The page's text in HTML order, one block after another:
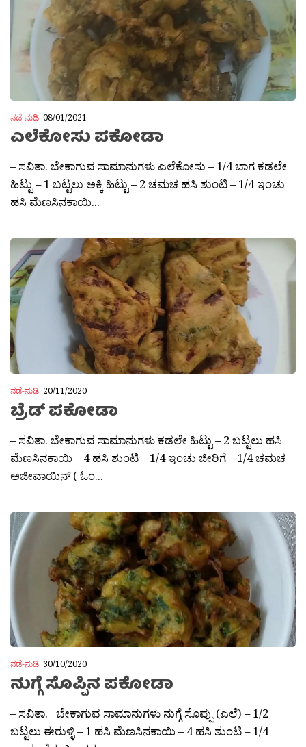
ನಡೆ-ನುಡಿ 08/01/2021
ಎಲೆಕೋಸು ಪಕೋಡಾ
– ಸವಿತಾ. ಬೇಕಾಗುವ ಸಾಮಾನುಗಳು ಎಲೆಕೋಸು – 1/4 ಬಾಗ ಕಡಲೇ
ಹಿಟ್ಟು – 1 ಬಟ್ಟಲು ಅಕ್ಕಿ ಹಿಟ್ಟು – 2 ಚಮಚ ಹಸಿ ಶುಂಟಿ – 1/4 ಇಂಚು
ಹಸಿ ಮೆಣಸಿನಕಾಯಿ...
ನಡೆ-ನುಡಿ 20/11/2020
ಬ್ರೆಡ್ ಪಕೋಡಾ
– ಸವಿತಾ. ಬೇಕಾಗುವ ಸಾಮಾನುಗಳು ಕಡಲೇ ಹಿಟ್ಟು – 2 ಬಟ್ಟಲು ಹಸಿ
ಮೆಣಸಿನಕಾಯಿ – 4 ಹಸಿ ಶುಂಟಿ – 1/4 ಇಂಚು ಜೀರಿಗೆ – 1/4 ಚಮಚ
ಅಜೀವಾಯಿನ್ ( ಓಂ...
ನಡೆ-ನುಡಿ 30/10/2020
ನುಗ್ಗೆ ಸೊಪ್ಪಿನ ಪಕೋಡಾ
– ಸವಿತಾ. ಬೇಕಾಗುವ ಸಾಮಾನುಗಳು ನುಗ್ಗೆ ಸೊಪ್ಪು (ಎಲೆ) – 1/2
ಬಟ್ಟಲು ಈರುಳ್ಳಿ – 1 ಹಸಿ ಮೆಣಸಿನಕಾಯಿ – 4 ಹಸಿ ಶುಂಟಿ – 1/4